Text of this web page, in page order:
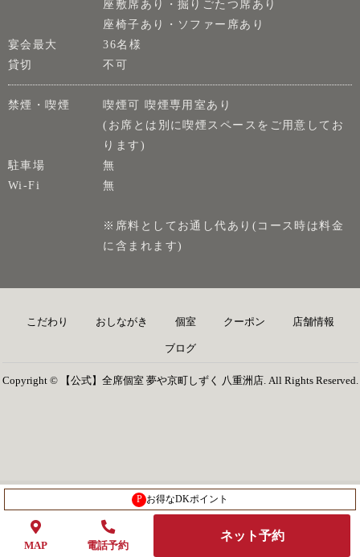
座敷席あり・掘りごたつ席あり
座椅子あり・ソファー席あり
宴会最大
36名様
貸切
不可
禁煙・喫煙
喫煙可 喫煙専用室あり
(お席とは別に喫煙スペースをご用意してお
ります)
駐車場
無
Wi-Fi
無
※席料としてお通し代あり(コース時は料金
に含まれます)
こだわり おしながき 個室 クーポン 店舗情報
ブログ
Copyright © 【公式】全席個室 夢や京町しずく 八重洲店. All Rights Reserved.
P お得なDKポイント
MAP 電話予約
ネット予約